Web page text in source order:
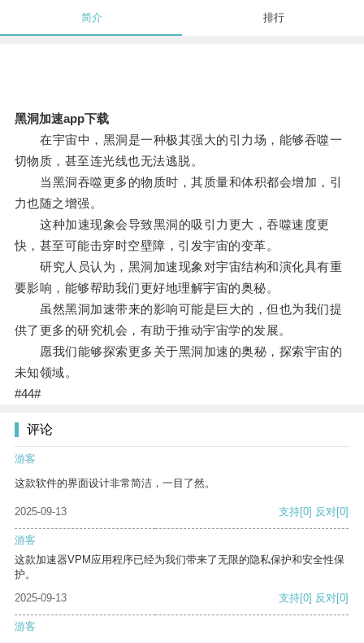
简介 排行
黑洞加速app下载
在宇宙中，黑洞是一种极其强大的引力场，能够吞噬一
切物质，甚至连光线也无法逃脱。
当黑洞吞噬更多的物质时，其质量和体积都会增加，引
力也随之增强。
这种加速现象会导致黑洞的吸引力更大，吞噬速度更
快，甚至可能击穿时空壁障，引发宇宙的变革。
研究人员认为，黑洞加速现象对宇宙结构和演化具有重
要影响，能够帮助我们更好地理解宇宙的奥秘。
虽然黑洞加速带来的影响可能是巨大的，但也为我们提
供了更多的研究机会，有助于推动宇宙学的发展。
愿我们能够探索更多关于黑洞加速的奥秘，探索宇宙的
未知领域。
#44#
评论
游客
这款软件的界面设计非常简洁，一目了然。
2025-09-13 支持[0] 反对[0]
游客
这款加速器VPM应用程序已经为我们带来了无限的隐私保护和安全性保
护。
2025-09-13
支持[0] 反对[0]
游客